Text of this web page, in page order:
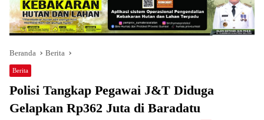
Beranda Berita
Berita
Polisi Tangkap Pegawai J&T Diduga
Gelapkan Rp362 Juta di Baradatu